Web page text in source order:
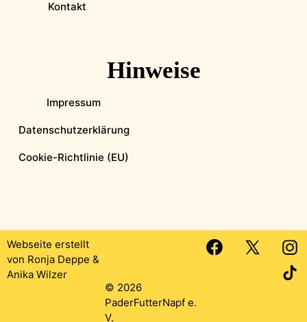
Kontakt
Hinweise
Impressum
Datenschutzerklärung
Cookie-Richtlinie (EU)
Webseite erstellt
von Ronja Deppe &
Anika Wilzer
© 2026
PaderFutterNapf e.
V.